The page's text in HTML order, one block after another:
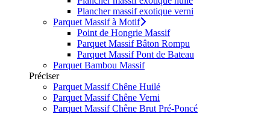
Plancher massif exotique verni
Parquet Massif à Motif
Point de Hongrie Massif
Parquet Massif Bâton Rompu
Parquet Massif Pont de Bateau
Parquet Bambou Massif
Préciser
Parquet Massif Chêne Huilé
Parquet Massif Chêne Verni
Parquet Massif Chêne Brut Pré-Poncé